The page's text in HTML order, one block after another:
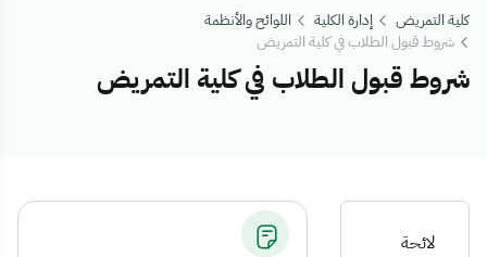
كلية التمريض إدارة الكلية
اللوائح والأنظمة
شروط قبول الطلاب في كلية التمريض
شروط قبول الطلاب في كلية التمريض
شروط قبول
لائحة